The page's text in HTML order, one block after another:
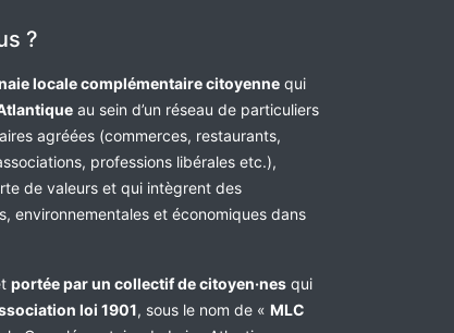
?
locale complémentaire citoyenne qui
au sein d’un réseau de particuliers
agréées (commerces, restaurants,
professions libérales etc.),
de valeurs et qui intègrent des
environnementales et économiques dans
portée par un collectif de citoyen·nes qui
loi 1901, sous le nom de « MLC